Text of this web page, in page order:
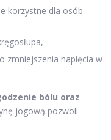
korzystne dla osób
zmniejszenia napięcia w
bólu oraz
jogową pozwoli